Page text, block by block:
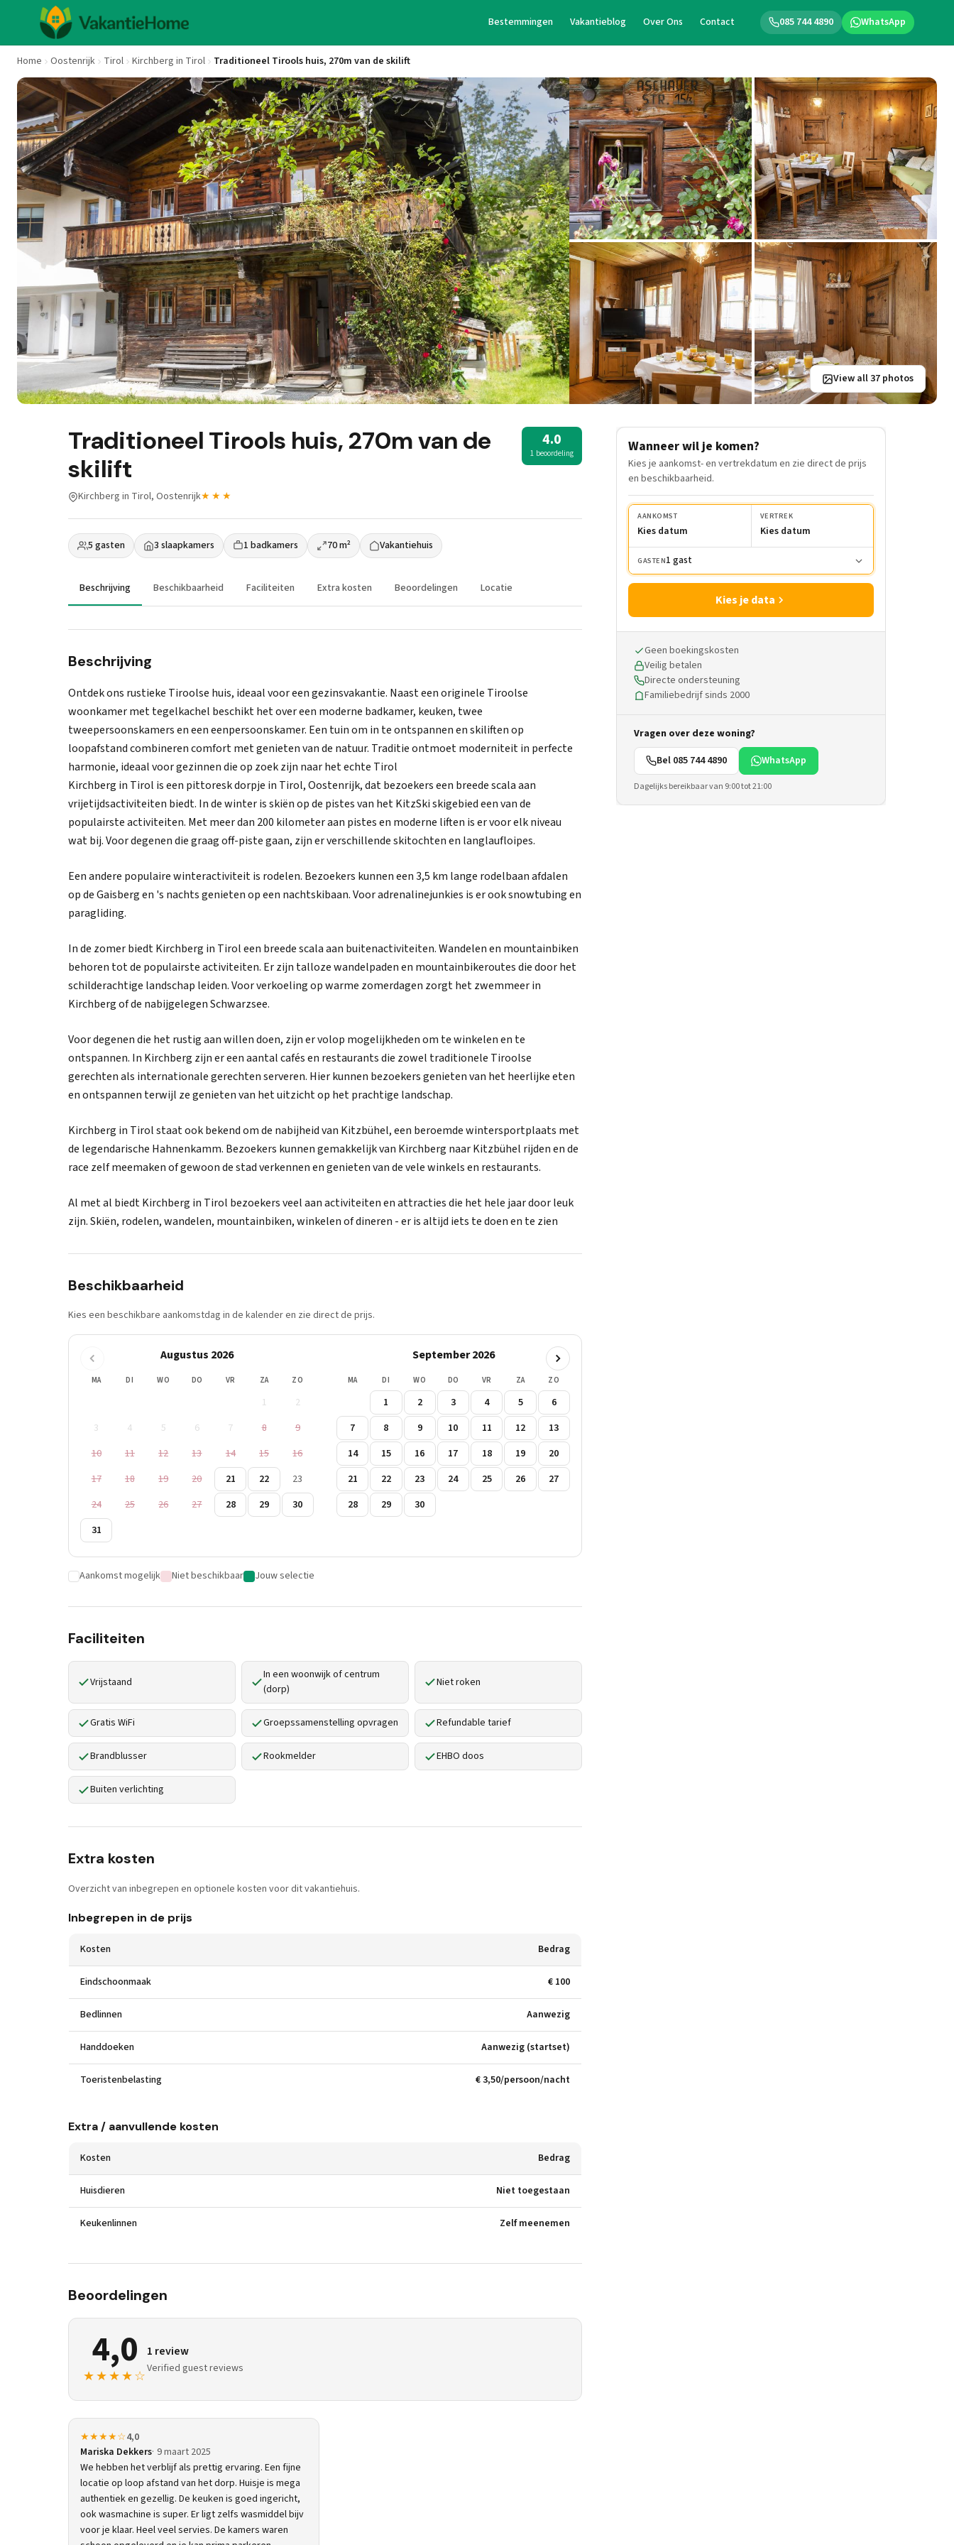
085 744 4890 WhatsApp
Bestemmingen Vakantieblog Over Ons Contact
Home Oostenrijk Tirol Kirchberg in Tirol Traditioneel Tirools huis, 270m van de skilift
View all 37 photos
Traditioneel Tirools huis, 270m van de
skilift
4.0
1 beoordeling
Kirchberg in Tirol, Oostenrijk★★★
5 gasten 3 slaapkamers 1 badkamers 70 m² Vakantiehuis
Beschrijving Beschikbaarheid Faciliteiten Extra kosten Beoordelingen Locatie
Beschrijving
Ontdek ons rustieke Tiroolse huis, ideaal voor een gezinsvakantie. Naast een originele Tiroolse
woonkamer met tegelkachel beschikt het over een moderne badkamer, keuken, twee
tweepersoonskamers en een eenpersoonskamer. Een tuin om in te ontspannen en skiliften op
loopafstand combineren comfort met genieten van de natuur. Traditie ontmoet moderniteit in perfecte
harmonie, ideaal voor gezinnen die op zoek zijn naar het echte Tirol
Kirchberg in Tirol is een pittoresk dorpje in Tirol, Oostenrijk, dat bezoekers een breede scala aan
vrijetijdsactiviteiten biedt. In de winter is skiën op de pistes van het KitzSki skigebied een van de
populairste activiteiten. Met meer dan 200 kilometer aan pistes en moderne liften is er voor elk niveau
wat bij. Voor degenen die graag off-piste gaan, zijn er verschillende skitochten en langlaufloipes.
Een andere populaire winteractiviteit is rodelen. Bezoekers kunnen een 3,5 km lange rodelbaan afdalen
op de Gaisberg en 's nachts genieten op een nachtskibaan. Voor adrenalinejunkies is er ook snowtubing en
paragliding.
In de zomer biedt Kirchberg in Tirol een breede scala aan buitenactiviteiten. Wandelen en mountainbiken
behoren tot de populairste activiteiten. Er zijn talloze wandelpaden en mountainbikeroutes die door het
schilderachtige landschap leiden. Voor verkoeling op warme zomerdagen zorgt het zwemmeer in
Kirchberg of de nabijgelegen Schwarzsee.
Voor degenen die het rustig aan willen doen, zijn er volop mogelijkheden om te winkelen en te
ontspannen. In Kirchberg zijn er een aantal cafés en restaurants die zowel traditionele Tiroolse
gerechten als internationale gerechten serveren. Hier kunnen bezoekers genieten van het heerlijke eten
en ontspannen terwijl ze genieten van het uitzicht op het prachtige landschap.
Kirchberg in Tirol staat ook bekend om de nabijheid van Kitzbühel, een beroemde wintersportplaats met
de legendarische Hahnenkamm. Bezoekers kunnen gemakkelijk van Kirchberg naar Kitzbühel rijden en de
race zelf meemaken of gewoon de stad verkennen en genieten van de vele winkels en restaurants.
Al met al biedt Kirchberg in Tirol bezoekers veel aan activiteiten en attracties die het hele jaar door leuk
zijn. Skiën, rodelen, wandelen, mountainbiken, winkelen of dineren - er is altijd iets te doen en te zien
Beschikbaarheid
Kies een beschikbare aankomstdag in de kalender en zie direct de prijs.
Augustus 2026
MA DI WO DO VR ZA ZO
1
2
3
4 5 6 7 8
9
10
11 12 13 14 15
16
17
18 19 20 21 22
23
24
25 26 27 28 29
30
31
September 2026
MA DI WO DO VR ZA ZO
1 2 3 4 5
6
7
8 9 10 11 12
13
14
15 16 17 18 19
20
21
22 23 24 25 26
27
28
29 30
Aankomst mogelijk Niet beschikbaar Jouw selectie
Faciliteiten
Vrijstaand
In een woonwijk of centrum
(dorp)
Niet roken
Gratis WiFi Groepssamenstelling opvragen Refundable tarief
Brandblusser Rookmelder EHBO doos
Buiten verlichting
Extra kosten
Overzicht van inbegrepen en optionele kosten voor dit vakantiehuis.
Inbegrepen in de prijs
Kosten Bedrag
Eindschoonmaak € 100
Bedlinnen Aanwezig
Handdoeken Aanwezig (startset)
Toeristenbelasting € 3,50/persoon/nacht
Extra / aanvullende kosten
Kosten Bedrag
Huisdieren Niet toegestaan
Keukenlinnen Zelf meenemen
Beoordelingen
4,0
★★★★☆
1 review
Verified guest reviews
★★★★☆4,0
Mariska Dekkers 9 maart 2025
We hebben het verblijf als prettig ervaring. Een fijne
locatie op loop afstand van het dorp. Huisje is mega
authentiek en gezellig. De keuken is goed ingericht,
ook wasmachine is super. Er ligt zelfs wasmiddel bijv
voor je klaar. Heel veel servies. De kamers waren
Wanneer wil je komen?
Kies je aankomst- en vertrekdatum en zie direct de prijs
en beschikbaarheid.
AANKOMST
Kies datum
VERTREK
Kies datum
GASTEN1 gast
Kies je data
Geen boekingskosten
Veilig betalen
Directe ondersteuning
Familiebedrijf sinds 2000
Vragen over deze woning?
Bel 085 744 4890
WhatsApp
Dagelijks bereikbaar van 9:00 tot 21:00